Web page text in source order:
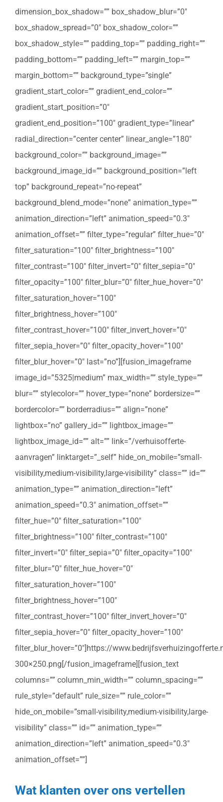
dimension_box_shadow=”” box_shadow_blur=”0″
box_shadow_spread=”0″ box_shadow_color=””
box_shadow_style=”” padding_top=”” padding_right=””
padding_bottom=”” padding_left=”” margin_top=””
margin_bottom=”” background_type=”single”
gradient_start_color=”” gradient_end_color=””
gradient_start_position=”0″
gradient_end_position=”100″ gradient_type=”linear”
radial_direction=”center center” linear_angle=”180″
background_color=”” background_image=””
background_image_id=”” background_position=”left
top” background_repeat=”no-repeat”
background_blend_mode=”none” animation_type=””
animation_direction=”left” animation_speed=”0.3″
animation_offset=”” filter_type=”regular” filter_hue=”0″
filter_saturation=”100″ filter_brightness=”100″
filter_contrast=”100″ filter_invert=”0″ filter_sepia=”0″
filter_opacity=”100″ filter_blur=”0″ filter_hue_hover=”0″
filter_saturation_hover=”100″
filter_brightness_hover=”100″
filter_contrast_hover=”100″ filter_invert_hover=”0″
filter_sepia_hover=”0″ filter_opacity_hover=”100″
filter_blur_hover=”0″ last=”no”][fusion_imageframe
image_id=”5325|medium” max_width=”” style_type=””
blur=”” stylecolor=”” hover_type=”none” bordersize=””
bordercolor=”” borderradius=”” align=”none”
lightbox=”no” gallery_id=”” lightbox_image=””
lightbox_image_id=”” alt=”” link=”/verhuisofferte-
aanvragen” linktarget=”_self” hide_on_mobile=”small-
visibility,medium-visibility,large-visibility” class=”” id=””
animation_type=”” animation_direction=”left”
animation_speed=”0.3″ animation_offset=””
filter_hue=”0″ filter_saturation=”100″
filter_brightness=”100″ filter_contrast=”100″
filter_invert=”0″ filter_sepia=”0″ filter_opacity=”100″
filter_blur=”0″ filter_hue_hover=”0″
filter_saturation_hover=”100″
filter_brightness_hover=”100″
filter_contrast_hover=”100″ filter_invert_hover=”0″
filter_sepia_hover=”0″ filter_opacity_hover=”100″
filter_blur_hover=”0″]https://
300×250.png[/fusion_imageframe][fusion_text
columns=”” column_min_width=”” column_spacing=””
rule_style=”default” rule_size=”” rule_color=””
hide_on_mobile=”small-visibility,medium-visibility,large-
visibility” class=”” id=”” animation_type=””
animation_direction=”left” animation_speed=”0.3″
animation_offset=””]
Wat klanten over ons vertellen